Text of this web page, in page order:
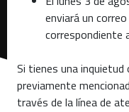
enviará un
correspondiente
Si tienes una
previamente
través de la línea de